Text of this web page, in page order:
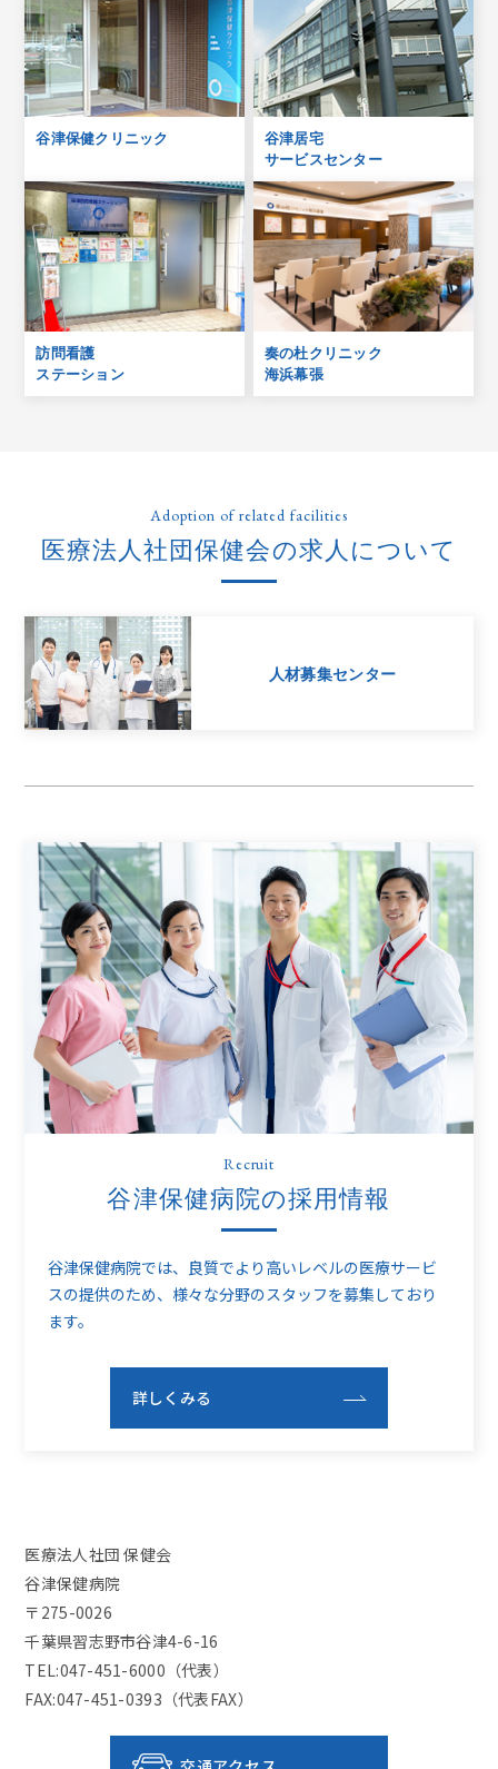
谷津保健クリニック
谷津居宅
サービスセンター
訪問看護
ステーション
奏の杜クリニック
海浜幕張
Adoption of related facilities
医療法人社団保健会の求人について
人材募集センター
Recruit
谷津保健病院の採用情報
谷津保健病院では、良質でより高いレベルの医療サービ
スの提供のため、 様々な分野のスタッフを募集しており
ます。
詳しくみる
医療法人社団 保健会
谷津保健病院
〒275-0026
千葉県習志野市谷津4-6-16
TEL:047-451-6000（代表）
FAX:047-451-0393（代表FAX）